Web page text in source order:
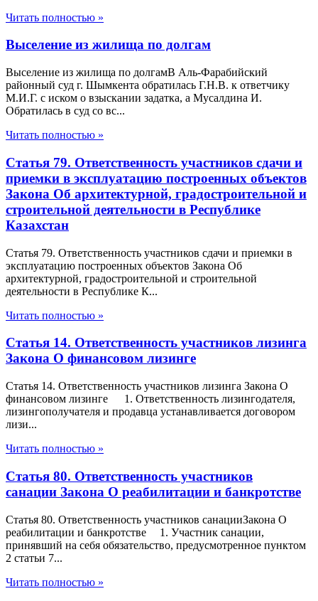
Читать полностью »
Выселение из жилища по долгам
Выселение из жилища по долгамВ Аль-Фарабийский
районный суд г. Шымкента обратилась Г.Н.В. к ответчику
М.И.Г. с иском о взыскании задатка, а Мусалдина И.
Обратилась в суд со вс...
Читать полностью »
Статья 79. Ответственность участников сдачи и
приемки в эксплуатацию построенных объектов
Закона Об архитектурной, градостроительной и
строительной деятельности в Республике
Казахстан
Статья 79. Ответственность участников сдачи и приемки в
эксплуатацию построенных объектов Закона Об
архитектурной, градостроительной и строительной
деятельности в Республике К...
Читать полностью »
Статья 14. Ответственность участников лизинга
Закона О финансовом лизинге
Статья 14. Ответственность участников лизинга Закона О
финансовом лизинге 1. Ответственность лизингодателя,
лизингополучателя и продавца устанавливается договором
лизи...
Читать полностью »
Статья 80. Ответственность участников
санации Закона О реабилитации и банкротстве
Статья 80. Ответственность участников санацииЗакона О
реабилитации и банкротстве 1. Участник санации,
принявший на себя обязательство, предусмотренное пунктом
2 статьи 7...
Читать полностью »